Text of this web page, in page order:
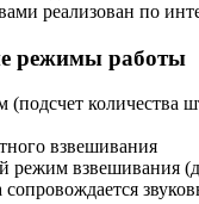
реализован по
режимы работы
количества
взвешивания
режим взвешивания
сопровождается